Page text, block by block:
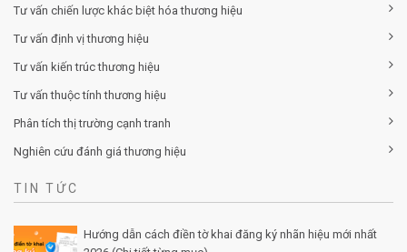
Tư vấn thuộc tính thương hiệu
Phân tích thị trường cạnh tranh
Nghiên cứu đánh giá thương hiệu
TIN TỨC
Hướng dẫn cách điền tờ khai đăng ký nhãn hiệu mới nhất
Posted by Minh Tâm 29 Th12